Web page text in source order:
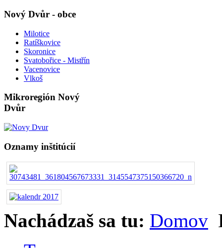
Nový Dvůr - obce
Milotice
Ratíškovice
Skoronice
Svatobořice - Mistřín
Vacenovice
Vlkoš
Mikroregión Nový
Dvůr
Oznamy inštitúcií
Nachádzaš sa tu: Domov